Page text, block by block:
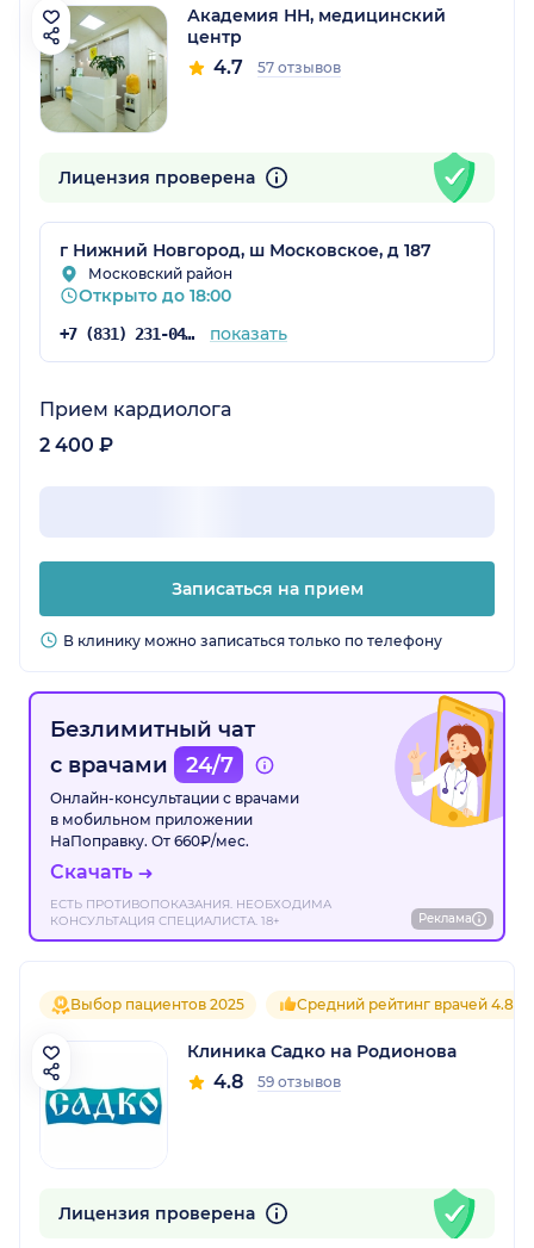
Академия НН, медицинский
центр
4.7 57 отзывов
Лицензия проверена
г Нижний Новгород, ш Московское, д 187
Московский район
Открыто до 18:00
+7 (831) 231-04-61 показать
Прием кардиолога
2 400 ₽
Записаться на прием
В клинику можно записаться только по телефону
Безлимитный чат
с врачами
24/7
Онлайн-консультации с врачами
в мобильном приложении
НаПоправку. От 660₽/мес.
Скачать
ЕСТЬ ПРОТИВОПОКАЗАНИЯ. НЕОБХОДИМА
КОНСУЛЬТАЦИЯ СПЕЦИАЛИСТА. 18+
Реклама
Выбор пациентов 2025 Средний рейтинг врачей 4.8
Клиника Садко на Родионова
4.8 59 отзывов
Лицензия проверена